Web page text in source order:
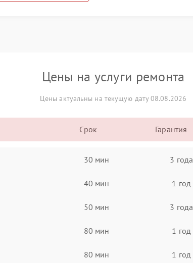
Цены на услуги ремонта
Цены актуальны на текущую дату 08.08.2026
Срок Гарантия
30 мин 3 года
40 мин 1 год
50 мин 3 года
80 мин 1 год
80 мин 1 год